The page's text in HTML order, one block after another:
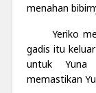
menahan
Yeriko
gadis itu
untuk Yuna
memastikan